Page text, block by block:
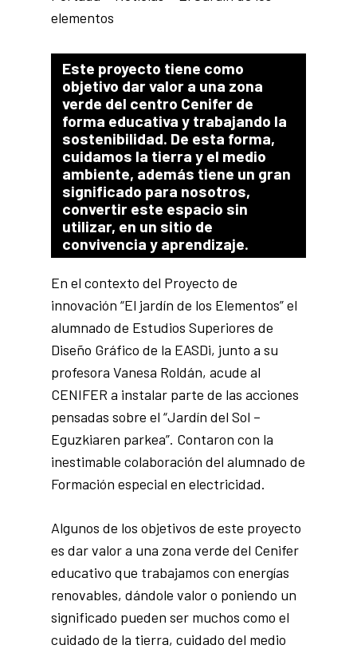
elementos
Este proyecto tiene como
objetivo dar valor a una zona
verde del centro Cenifer de
forma educativa y trabajando la
sostenibilidad. De esta forma,
cuidamos la tierra y el medio
ambiente, además tiene un gran
significado para nosotros,
convertir este espacio sin
utilizar, en un sitio de
convivencia y aprendizaje.
En el contexto del Proyecto de
innovación “El jardín de los Elementos” el
alumnado de Estudios Superiores de
Diseño Gráfico de la EASDi, junto a su
profesora Vanesa Roldán, acude al
CENIFER a instalar parte de las acciones
pensadas sobre el “Jardín del Sol –
Eguzkiaren parkea”. Contaron con la
inestimable colaboración del alumnado de
Formación especial en electricidad.
Algunos de los objetivos de este proyecto
es dar valor a una zona verde del Cenifer
educativo que trabajamos con energías
renovables, dándole valor o poniendo un
significado pueden ser muchos como el
cuidado de la tierra, cuidado del medio